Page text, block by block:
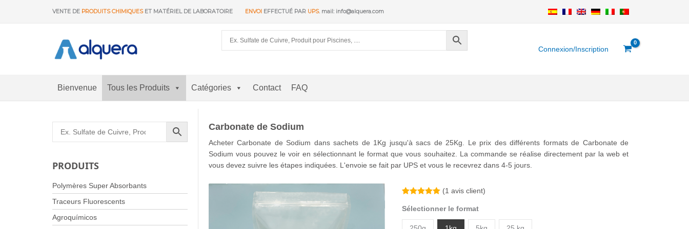
VENTE DE PRODUITS CHIMIQUESET MATÉRIEL DE LABORATOIRE ENVOI EFFECTUÉ PAR UPS. mail: info@alquera.com
Connexion/Inscription
Bienvenue Tous les Produits Catégories Contact FAQ
PRODUITS
Polymères Super Absorbants
Traceurs Fluorescents
Agroquímicos
Carbonate de Sodium
Acheter Carbonate de Sodium dans sachets de 1Kg jusqu'à sacs de 25Kg. Le prix des différents formats de Carbonate de
Sodium vous pouvez le voir en sélectionnant le format que vous souhaitez. La commande se réalise directement par la web et
vous devez suivre les étapes indiquées. L'envoie se fait par UPS et vous le recevrez dans 4-5 jours.
sur 5
(1 avis client)
Sélectionner le format